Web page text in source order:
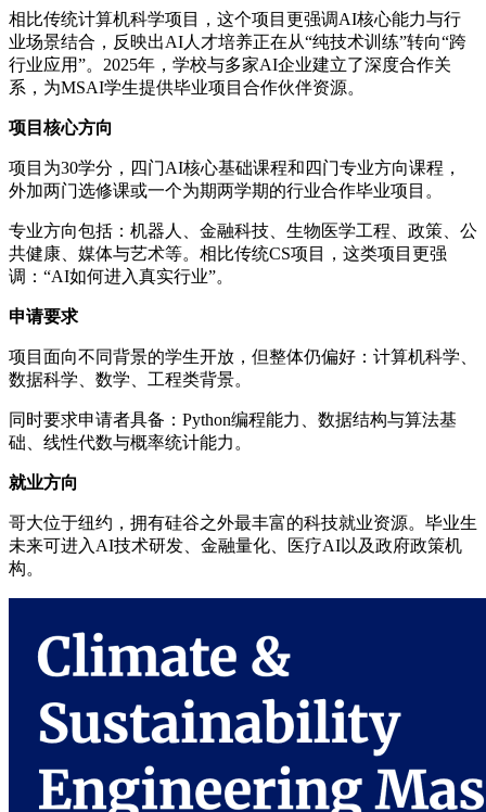
相比传统计算机科学项目，这个项目更强调AI核心能力与行
业场景结合，反映出AI人才培养正在从“纯技术训练”转向“跨
行业应用”。2025年，学校与多家AI企业建立了深度合作关
系，为MSAI学生提供毕业项目合作伙伴资源。
项目核心方向
项目为30学分，四门AI核心基础课程和四门专业方向课程，
外加两门选修课或一个为期两学期的行业合作毕业项目。
专业方向包括：机器人、金融科技、生物医学工程、政策、公
共健康、媒体与艺术等。相比传统CS项目，这类项目更强
调：“AI如何进入真实行业”。
申请要求
项目面向不同背景的学生开放，但整体仍偏好：计算机科学、
数据科学、数学、工程类背景。
同时要求申请者具备：Python编程能力、数据结构与算法基
础、线性代数与概率统计能力。
就业方向
哥大位于纽约，拥有硅谷之外最丰富的科技就业资源。毕业生
未来可进入AI技术研发、金融量化、医疗AI以及政府政策机
构。